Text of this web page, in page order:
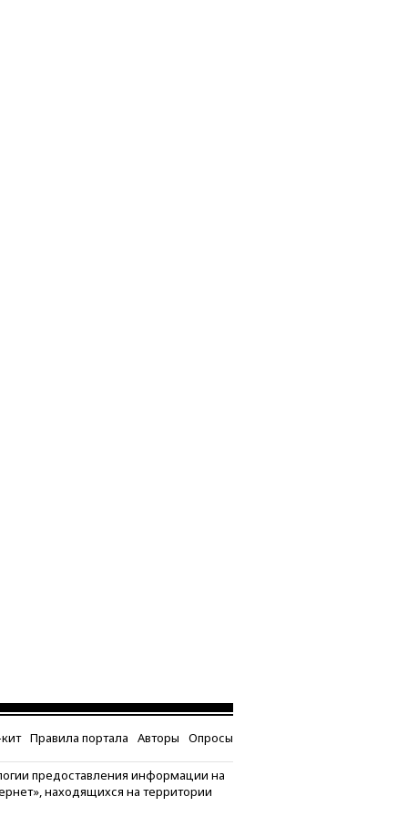
Правила портала Авторы Опросы
предоставления информации на
находящихся на территории